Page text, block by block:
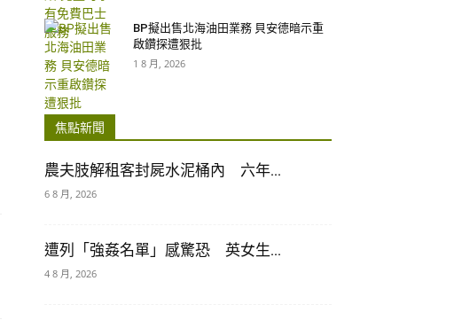
BP擬出售北海油田業務 貝安德暗示重
啟鑽探遭狠批
1 8 月, 2026
焦點新聞
農夫肢解租客封屍水泥桶內 六年...
6 8 月, 2026
遭列「強姦名單」感驚恐 英女生...
4 8 月, 2026